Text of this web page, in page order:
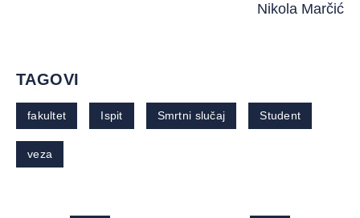
Nikola Marčić
TAGOVI
fakultet Ispit Smrtni slučaj Student
veza